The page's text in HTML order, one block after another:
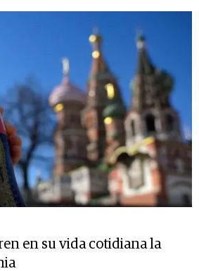
en su vida cotidiana la